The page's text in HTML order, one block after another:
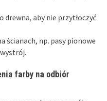
drewna, aby nie przytłoczyć
ścianach, np. pasy pionowe
farby na odbiór